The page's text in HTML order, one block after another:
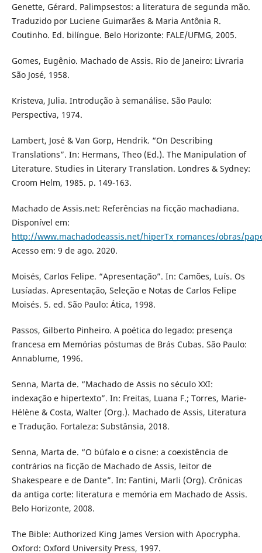
Genette, Gérard. Palimpsestos: a literatura de segunda mão.
Traduzido por Luciene Guimarães & Maria Antônia R.
Coutinho. Ed. bilíngue. Belo Horizonte: FALE/UFMG, 2005.
Gomes, Eugênio. Machado de Assis. Rio de Janeiro: Livraria
São José, 1958.
Kristeva, Julia. Introdução à semanálise. São Paulo:
Perspectiva, 1974.
Lambert, José & Van Gorp, Hendrik. “On Describing
Translations”. In: Hermans, Theo (Ed.). The Manipulation of
Literature. Studies in Literary Translation. Londres & Sydney:
Croom Helm, 1985. p. 149-163.
Machado de Assis.net: Referências na ficção machadiana.
Disponível em:
http://www.machadodeassis.net/hiperTx_romances/obras/
Acesso em: 9 de ago. 2020.
Moisés, Carlos Felipe. “Apresentação”. In: Camões, Luís. Os
Lusíadas. Apresentação, Seleção e Notas de Carlos Felipe
Moisés. 5. ed. São Paulo: Ática, 1998.
Passos, Gilberto Pinheiro. A poética do legado: presença
francesa em Memórias póstumas de Brás Cubas. São Paulo:
Annablume, 1996.
Senna, Marta de. “Machado de Assis no século XXI:
indexação e hipertexto”. In: Freitas, Luana F.; Torres, Marie-
Hélène & Costa, Walter (Org.). Machado de Assis, Literatura
e Tradução. Fortaleza: Substânsia, 2018.
Senna, Marta de. “O búfalo e o cisne: a coexistência de
contrários na ficção de Machado de Assis, leitor de
Shakespeare e de Dante”. In: Fantini, Marli (Org). Crônicas
da antiga corte: literatura e memória em Machado de Assis.
Belo Horizonte, 2008.
The Bible: Authorized King James Version with Apocrypha.
Oxford: Oxford University Press, 1997.